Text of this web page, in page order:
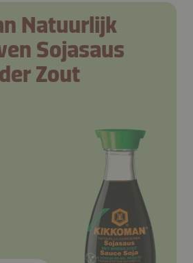
Natuurlijk
Sojasaus
Zout